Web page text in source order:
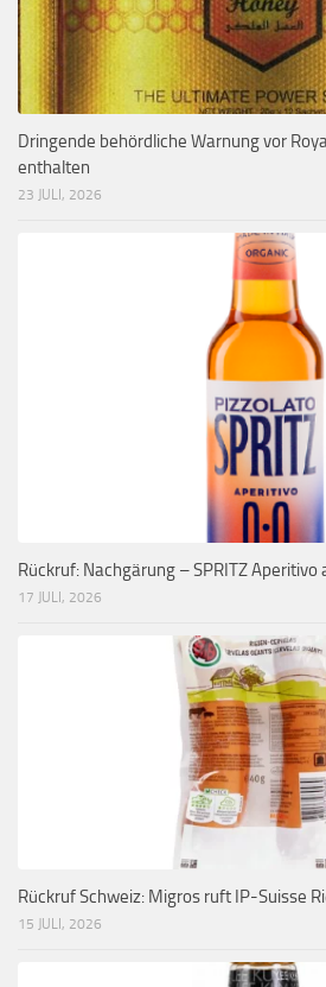
Dringende behördliche Warnung vor
enthalten
23 JULI, 2026
Rückruf: Nachgärung – SPRITZ
17 JULI, 2026
Rückruf Schweiz: Migros ruft IP-Suisse
15 JULI, 2026